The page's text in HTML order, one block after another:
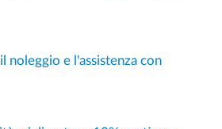
noleggio e l'assistenza con